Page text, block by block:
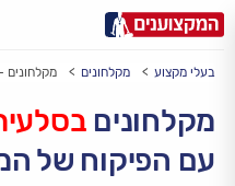
עירעיר: תל אביב, חיפה…
בעלי מקצוע מקלחונים מקלחונים
מקלחונים
עם הפיקוח של